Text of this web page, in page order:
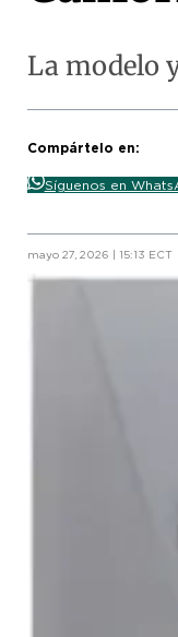
La modelo
Compártelo en:
Síguenos en
mayo 27, 2026 | 15:13 ECT